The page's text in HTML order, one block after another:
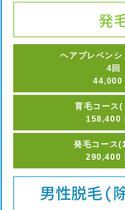
ヘアプレベンシ
4回
44,000
育毛コース(
158,400
発毛コース
290,400